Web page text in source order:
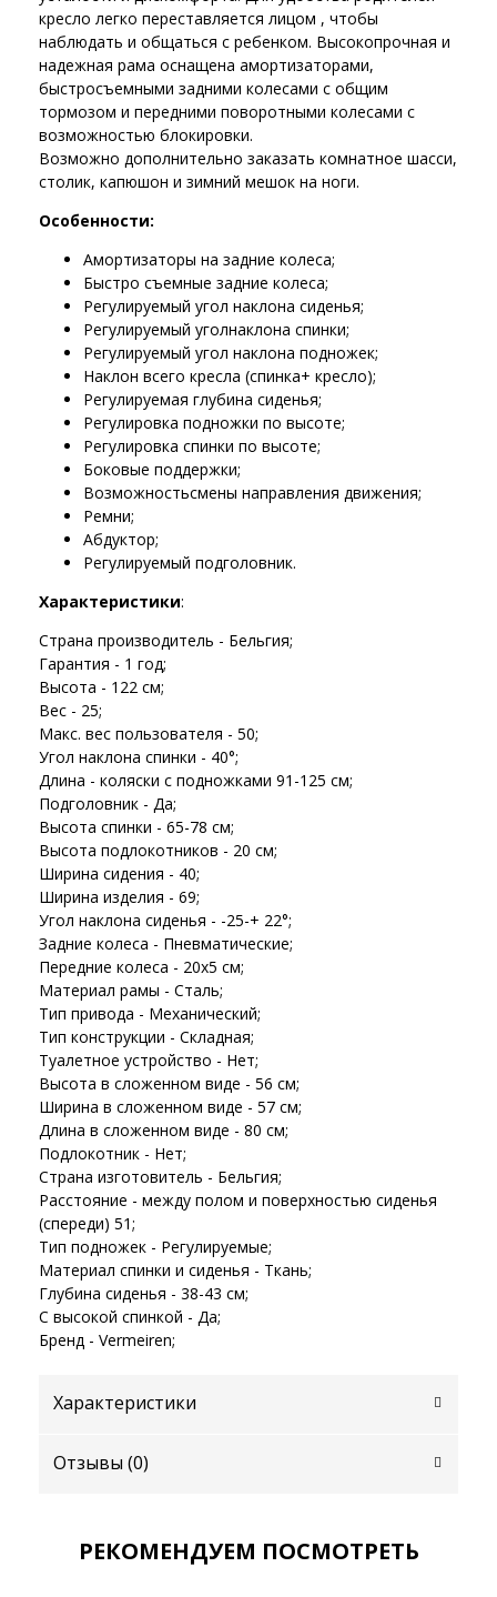
кресло легко переставляется лицом , чтобы
наблюдать и общаться с ребенком. Высокопрочная и
надежная рама оснащена амортизаторами,
быстросъемными задними колесами с общим
тормозом и передними поворотными колесами с
возможностью блокировки.
Возможно дополнительно заказать комнатное шасси,
столик, капюшон и зимний мешок на ноги.
Особенности:
Амортизаторы на задние колеса;
Быстро съемные задние колеса;
Регулируемый угол наклона сиденья;
Регулируемый уголнаклона спинки;
Регулируемый угол наклона подножек;
Наклон всего кресла (спинка+ кресло);
Регулируемая глубина сиденья;
Регулировка подножки по высоте;
Регулировка спинки по высоте;
Боковые поддержки;
Возможностьсмены направления движения;
Ремни;
Абдуктор;
Регулируемый подголовник.
Характеристики:
Страна производитель - Бельгия;
Гарантия - 1 год;
Высота - 122 см;
Вес - 25;
Макс. вес пользователя - 50;
Угол наклона спинки - 40°;
Длина - коляски с подножками 91-125 см;
Подголовник - Да;
Высота спинки - 65-78 см;
Высота подлокотников - 20 см;
Ширина сидения - 40;
Ширина изделия - 69;
Угол наклона сиденья - -25-+ 22°;
Задние колеса - Пневматические;
Передние колеса - 20х5 см;
Материал рамы - Сталь;
Тип привода - Механический;
Тип конструкции - Складная;
Туалетное устройство - Нет;
Высота в сложенном виде - 56 см;
Ширина в сложенном виде - 57 см;
Длина в сложенном виде - 80 см;
Подлокотник - Нет;
Страна изготовитель - Бельгия;
Расстояние - между полом и поверхностью сиденья
(спереди) 51;
Тип подножек - Регулируемые;
Материал спинки и сиденья - Ткань;
Глубина сиденья - 38-43 см;
С высокой спинкой - Да;
Бренд - Vermeiren;
Характеристики
Отзывы (0)
РЕКОМЕНДУЕМ ПОСМОТРЕТЬ